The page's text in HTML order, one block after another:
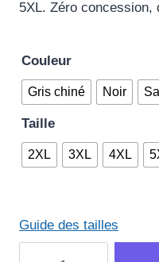
5XL. Zéro concession,
Couleur
Gris chiné Noir
Taille
2XL 3XL 4XL
Guide des tailles